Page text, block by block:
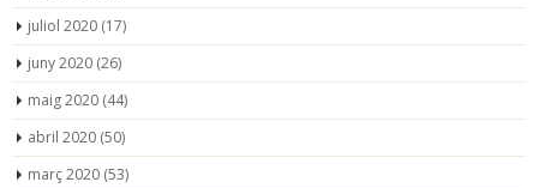
juliol 2020 (17)
juny 2020 (26)
maig 2020 (44)
abril 2020 (50)
març 2020 (53)